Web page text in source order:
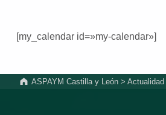
[my_calendar id=»my-calendar»]
ASPAYM Castilla y León >Actualidad